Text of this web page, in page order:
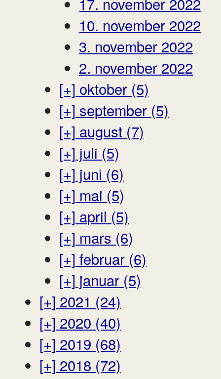
10. november 2022
3. november 2022
2. november 2022
[+] oktober (5)
[+] september (5)
[+] august (7)
[+] juli (5)
[+] juni (6)
[+] mai (5)
[+] april (5)
[+] mars (6)
[+] februar (6)
[+] januar (5)
[+] 2021 (24)
[+] 2020 (40)
[+] 2019 (68)
[+] 2018 (72)